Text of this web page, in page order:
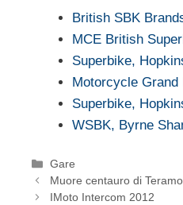
British SBK
MCE British
Superbike,
Motorcycle
Superbike,
WSBK, Byrne
Categorie
Gare
Muore centauro di
IMoto Intercom 2012